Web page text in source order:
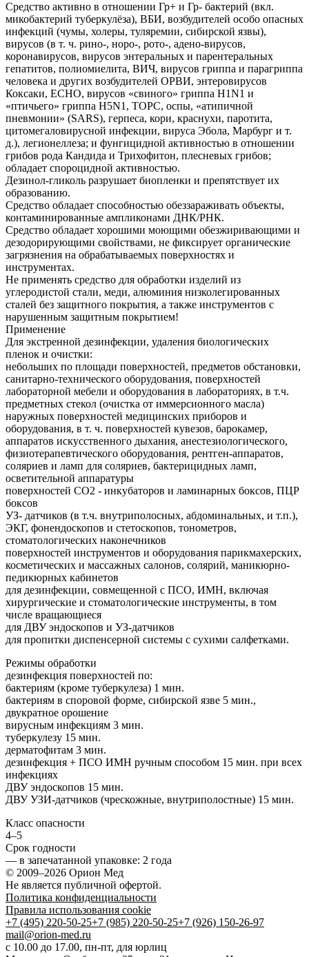
Средство активно в отношении Гр+ и Гр- бактерий (вкл.
микобактерий туберкулёза), ВБИ, возбудителей особо опасных
инфекций (чумы, холеры, туляремии, сибирской язвы),
вирусов (в т. ч. рино-, норо-, рото-, адено-вирусов,
коронавирусов, вирусов энтеральных и парентеральных
гепатитов, полиомиелита, ВИЧ, вирусов гриппа и парагриппа
человека и других возбудителей ОРВИ, энтеровирусов
Коксаки, ЕСНО, вирусов «свиного» гриппа H1N1 и
«птичьего» гриппа H5N1, ТОРС, оспы, «атипичной
пневмонии» (SARS), герпеса, кори, краснухи, паротита,
цитомегаловирусной инфекции, вируса Эбола, Марбург и т.
д.), легионеллеза; и фунгицидной активностью в отношении
грибов рода Кандида и Трихофитон, плесневых грибов;
обладает спороцидной активностью.
Дезинол-гликоль разрушает биопленки и препятствует их
образованию.
Средство обладает способностью обеззараживать объекты,
контаминированные ампликонами ДНК/РНК.
Средство обладает хорошими моющими обезжиривающими и
дезодорирующими свойствами, не фиксирует органические
загрязнения на обрабатываемых поверхностях и
инструментах.
Не применять средство для обработки изделий из
углеродистой стали, меди, алюминия низколегированных
сталей без защитного покрытия, а также инструментов с
нарушенным защитным покрытием!
Применение
Для экстренной дезинфекции, удаления биологических
пленок и очистки:
небольших по площади поверхностей, предметов обстановки,
санитарно-технического оборудования, поверхностей
лабораторной мебели и оборудования в лабораториях, в т.ч.
предметных стекол (очистка от иммерсионного масла)
наружных поверхностей медицинских приборов и
оборудования, в т. ч. поверхностей кувезов, барокамер,
аппаратов искусственного дыхания, анестезиологического,
физиотерапевтического оборудования, рентген-аппаратов,
соляриев и ламп для соляриев, бактерицидных ламп,
осветительной аппаратуры
поверхностей СО2 - инкубаторов и ламинарных боксов, ПЦР
боксов
УЗ- датчиков (в т.ч. внутриполосных, абдоминальных, и т.п.),
ЭКГ, фонендоскопов и стетоскопов, тонометров,
стоматологических наконечников
поверхностей инструментов и оборудования парикмахерских,
косметических и массажных салонов, солярий, маникюрно-
педикюрных кабинетов
для дезинфекции, совмещенной с ПСО, ИМН, включая
хирургические и стоматологические инструменты, в том
числе вращающиеся
для ДВУ эндоскопов и УЗ-датчиков
для пропитки диспенсерной системы с сухими салфетками.
Режимы обработки
дезинфекция поверхностей по:
бактериям (кроме туберкулеза) 1 мин.
бактериям в споровой форме, cибирской язве 5 мин.,
двукратное орошение
вирусным инфекциям 3 мин.
туберкулезу 15 мин.
дерматофитам 3 мин.
дезинфекция + ПСО ИМН ручным способом 15 мин. при всех
инфекциях
ДВУ эндоскопов 15 мин.
ДВУ УЗИ-датчиков (чрескожные, внутриполостные) 15 мин.
Класс опасности
4–5
Срок годности
— в запечатанной упаковке: 2 года
© 2009–2026 Орион Мед
Не является публичной офертой.
Политика конфиденциальности
Правила использования cookie
+7 (495) 220-50-25+7 (985) 220-50-25+7 (926) 150-26-97
mail@orion-med.ru
c 10.00 до 17.00, пн-пт, для юрлиц